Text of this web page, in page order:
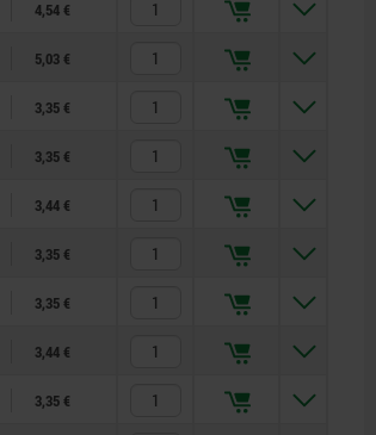
4,54 €
5,03 €
3,35 €
3,35 €
3,44 €
3,35 €
3,35 €
3,44 €
3,35 €